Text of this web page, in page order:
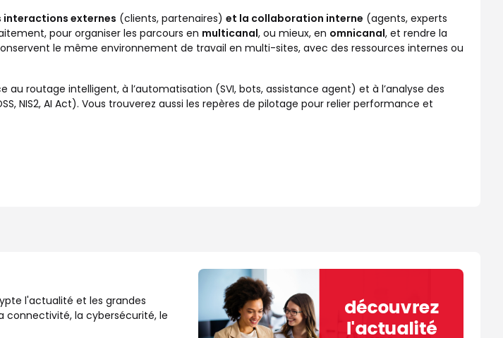
interactions externes (clients, partenaires) et la collaboration interne (agents, experts
pour organiser les parcours en multicanal, ou mieux, en omnicanal, et rendre la
le même environnement de travail en multi-sites, avec des ressources internes ou
au routage intelligent, à l’automatisation (SVI, bots, assistance agent) et à l’analyse des
NIS2, AI Act). Vous trouverez aussi les repères de pilotage pour relier performance et
l'actualité et les grandes
la cybersécurité, le